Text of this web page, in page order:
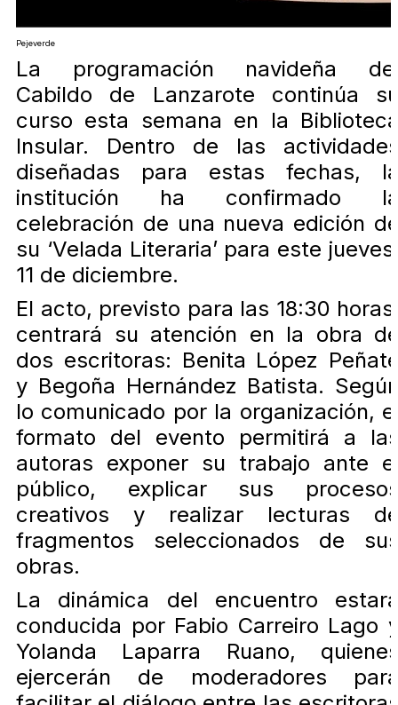
Pejeverde
La programación navideña
Cabildo de Lanzarote continúa
curso esta semana en la
Insular. Dentro de las
diseñadas para estas fechas,
institución ha confirmado
celebración de una nueva edición
su ‘Velada Literaria’ para este
11 de diciembre.
El acto, previsto para las 18:30
centrará su atención en la obra
dos escritoras: Benita López
y Begoña Hernández Batista.
lo comunicado por la organización,
formato del evento permitirá a
autoras exponer su trabajo ante
público, explicar sus
creativos y realizar lecturas
fragmentos seleccionados de
obras.
La dinámica del encuentro
conducida por Fabio Carreiro Lago
Yolanda Laparra Ruano,
ejercerán de moderadores